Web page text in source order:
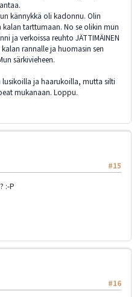
kännykkä oli kadonnu. Olin
tarttumaan. No se olikin mun
ja verkoissa reuhto JÄTTIMÄINEN
rannalle ja huomasin sen
särkivieheen.
ja haarukoilla, mutta silti
mukanaan. Loppu.
#15
:-P
#16